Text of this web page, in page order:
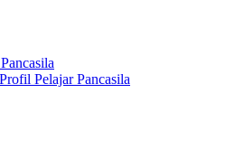
Pelajar Pancasila